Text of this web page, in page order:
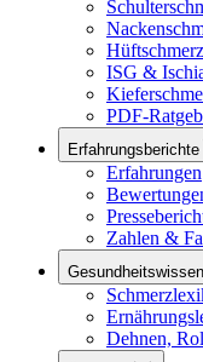
ISG &
PDF-
Erfahrungsberichte
Erfahrungen
Zahlen &
Gesundheitswissen
Dehnen,